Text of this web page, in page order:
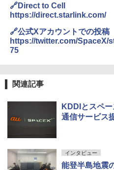
🔗Direct to Cell
https://direct.starlink.com/
🔗公式Xアカウントでの投稿
https://twitter.com/SpaceX/
75
関連記事
KDDIとスペ
通信サービス
インタビュー
能登半島地震